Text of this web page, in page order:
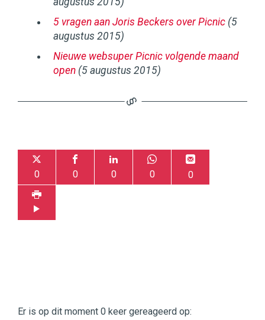
5 vragen aan Joris Beckers over Picnic (5
augustus 2015)
Nieuwe websuper Picnic volgende maand
open (5 augustus 2015)
0 0 0 0 0
|Er is op dit moment 0 keer gereageerd op: